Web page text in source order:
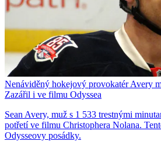
Nenáviděný hokejový provokatér Avery
Zazářil i ve filmu Odyssea
Sean Avery, muž s 1 533 trestnými
potřetí ve filmu Christophera Nolana.
Odysseovy posádky.